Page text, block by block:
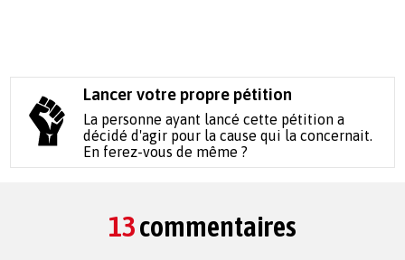
Lancer votre propre pétition
La personne ayant lancé cette pétition a
décidé d'agir pour la cause qui la concernait.
En ferez-vous de même ?
13commentaires